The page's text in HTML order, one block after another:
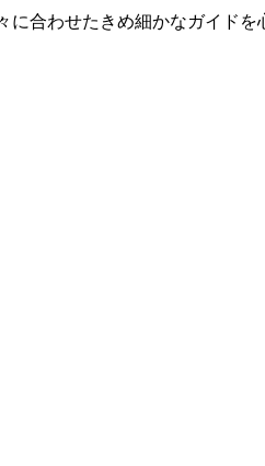
合わせたきめ細かなガイドを